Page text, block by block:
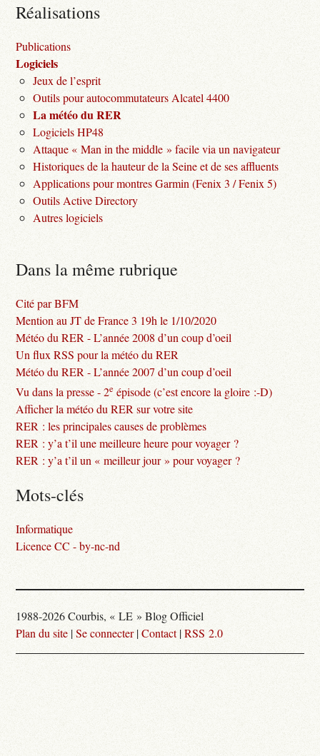
Réalisations
Publications
Logiciels
Jeux de l’esprit
Outils pour autocommutateurs Alcatel 4400
La météo du RER
Logiciels HP48
Attaque « Man in the middle » facile via un navigateur
Historiques de la hauteur de la Seine et de ses affluents
Applications pour montres Garmin (Fenix 3 / Fenix 5)
Outils Active Directory
Autres logiciels
Dans la même rubrique
Cité par BFM
Mention au JT de France 3 19h le 1/10/2020
Météo du RER - L’année 2008 d’un coup d’oeil
Un flux RSS pour la météo du RER
Météo du RER - L’année 2007 d’un coup d’oeil
Vu dans la presse - 2e épisode (c’est encore la gloire :-D)
Afficher la météo du RER sur votre site
RER : les principales causes de problèmes
RER : y’a t’il une meilleure heure pour voyager ?
RER : y’a t’il un « meilleur jour » pour voyager ?
Mots-clés
Informatique
Licence CC - by-nc-nd
1988-2026 Courbis, « LE » Blog Officiel
Plan du site |Se connecter|Contact|RSS 2.0